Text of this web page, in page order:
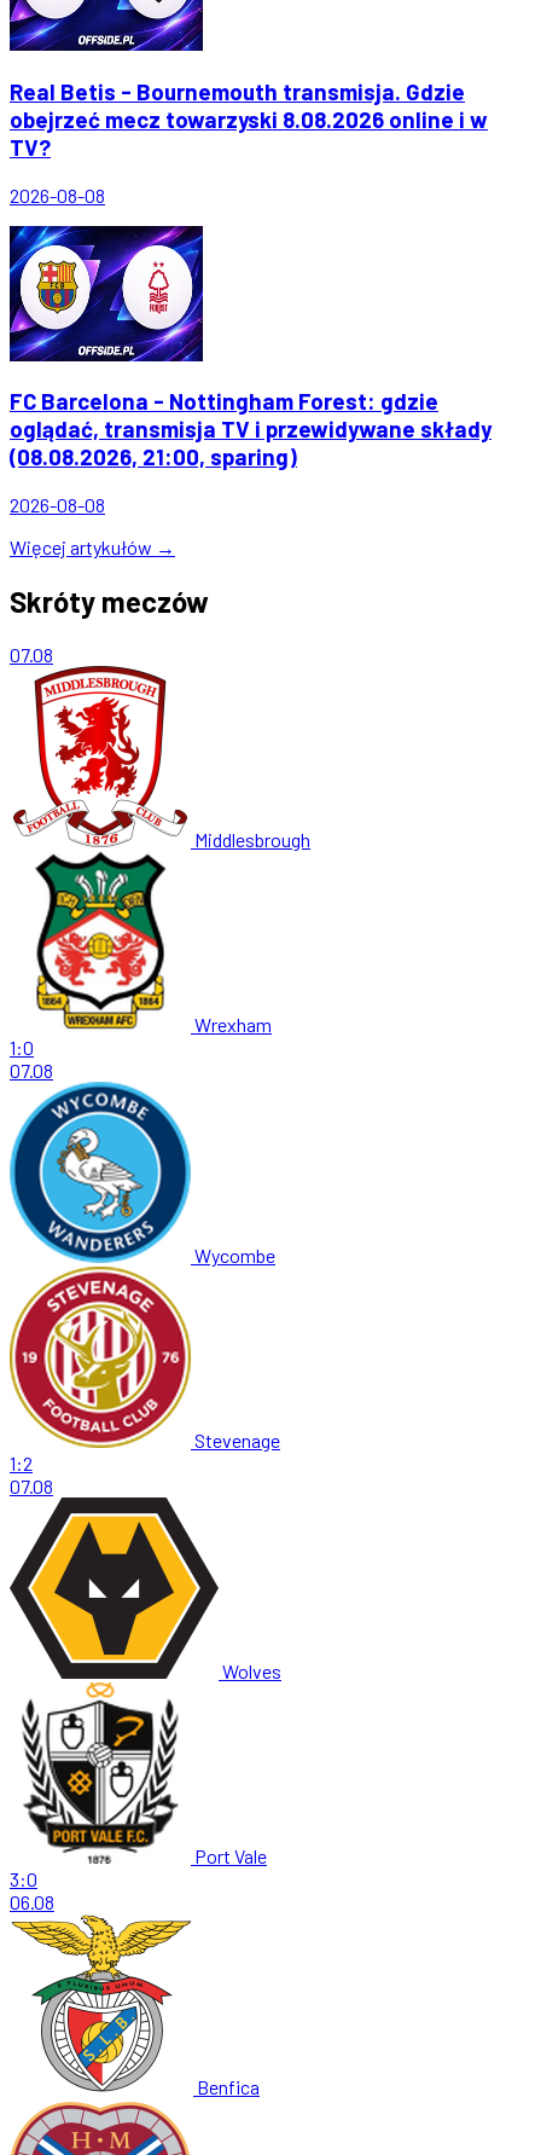
Real Betis - Bournemouth transmisja. Gdzie
obejrzeć mecz towarzyski 8.08.2026 online i w
TV?
2026-08-08
FC Barcelona - Nottingham Forest: gdzie
oglądać, transmisja TV i przewidywane składy
(08.08.2026, 21:00, sparing)
2026-08-08
Więcej artykułów →
Skróty meczów
07.08
Middlesbrough
Wrexham
1:0
07.08
Wycombe
Stevenage
1:2
07.08
Wolves
Port Vale
3:0
06.08
Benfica